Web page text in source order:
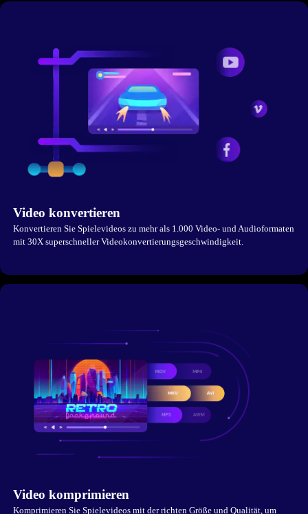
Video konvertieren
Konvertieren Sie Spielevideos zu mehr als 1.000 Video- und Audioformaten
mit 30X superschneller Videokonvertierungsgeschwindigkeit.
Video komprimieren
Komprimieren Sie Spielevideos mit der richten Größe und Qualität, um